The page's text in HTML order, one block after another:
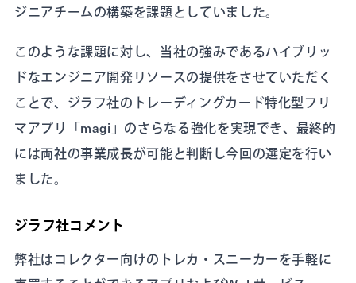
ジニアチームの構築を課題としていました。
このような課題に対し、当社の強みであるハイブリッ
ドなエンジニア開発リソースの提供をさせていただく
ことで、ジラフ社のトレーディングカード特化型フリ
マアプリ「magi」のさらなる強化を実現でき、最終的
には両社の事業成長が可能と判断し今回の選定を行い
ました。
ジラフ社コメント
弊社はコレクター向けのトレカ・スニーカーを手軽に